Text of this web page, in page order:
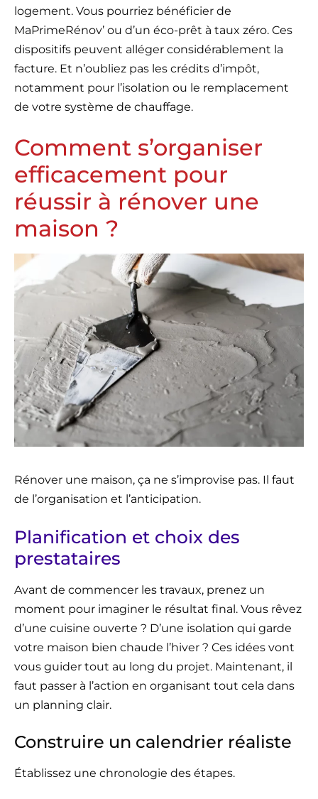
logement. Vous pourriez bénéficier de
MaPrimeRénov’ ou d’un éco-prêt à taux zéro. Ces
dispositifs peuvent alléger considérablement la
facture. Et n’oubliez pas les crédits d’impôt,
notamment pour l’isolation ou le remplacement
de votre système de chauffage.
Comment s’organiser
efficacement pour
réussir à rénover une
maison ?
Rénover une maison, ça ne s’improvise pas. Il faut
de l’organisation et l’anticipation.
Planification et choix des
prestataires
Avant de commencer les travaux, prenez un
moment pour imaginer le résultat final. Vous rêvez
d’une cuisine ouverte ? D’une isolation qui garde
votre maison bien chaude l’hiver ? Ces idées vont
vous guider tout au long du projet. Maintenant, il
faut passer à l’action en organisant tout cela dans
un planning clair.
Construire un calendrier réaliste
Établissez une chronologie des étapes.